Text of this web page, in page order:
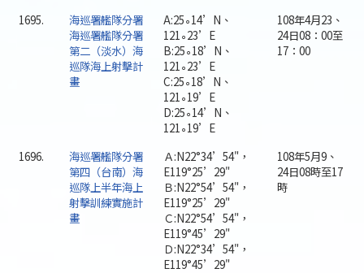
1695.
海巡署艦隊分署
海巡署艦隊分署
第二（淡水）海
巡隊海上射擊計
畫
A:25∘14’N、
121∘23’E
B:25∘18’N、
121∘23’E
C:25∘18’N、
121∘19’E
D:25∘14’N、
121∘19’E
108年4月23、
24日08：00至
17：00
1696.
海巡署艦隊分署
第四（台南）海
巡隊上半年海上
射擊訓練實施計
畫
Ａ:N22°34’54"，
E119°25’29"
Ｂ:N22°54’54"，
E119°25’29"
Ｃ:N22°54’54"，
E119°45’29"
Ｄ:N22°34’54"，
E119°45’29"
108年5月9、
24日08時至17
時